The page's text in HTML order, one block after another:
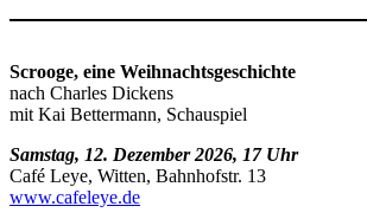
Scrooge, eine Weihnachtsgeschichte
nach Charles Dickens
mit Kai Bettermann, Schauspiel
Samstag, 12. Dezember 2026, 17 Uhr
Café Leye, Witten, Bahnhofstr. 13
www.cafeleye.de